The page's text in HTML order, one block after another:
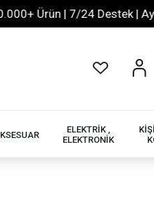
Ürün | 7/24 Destek | Aynı
ELEKTRİK ,
ELEKTRONİK